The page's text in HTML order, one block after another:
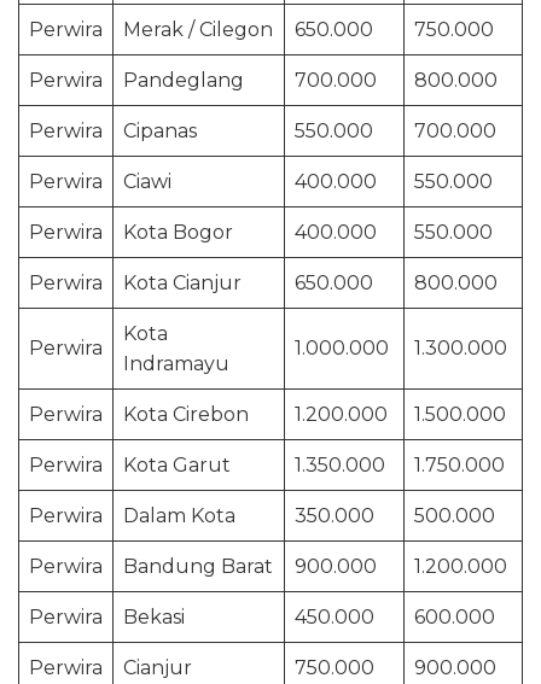
Perwira Merak / Cilegon 650.000 750.000
Perwira Pandeglang 700.000 800.000
Perwira Cipanas 550.000 700.000
Perwira Ciawi 400.000 550.000
Perwira Kota Bogor 400.000 550.000
Perwira Kota Cianjur 650.000 800.000
Perwira
Kota
Indramayu
1.000.000 1.300.000
Perwira Kota Cirebon 1.200.000 1.500.000
Perwira Kota Garut 1.350.000 1.750.000
Perwira Dalam Kota 350.000 500.000
Perwira Bandung Barat 900.000 1.200.000
Perwira Bekasi 450.000 600.000
Perwira Cianjur 750.000 900.000